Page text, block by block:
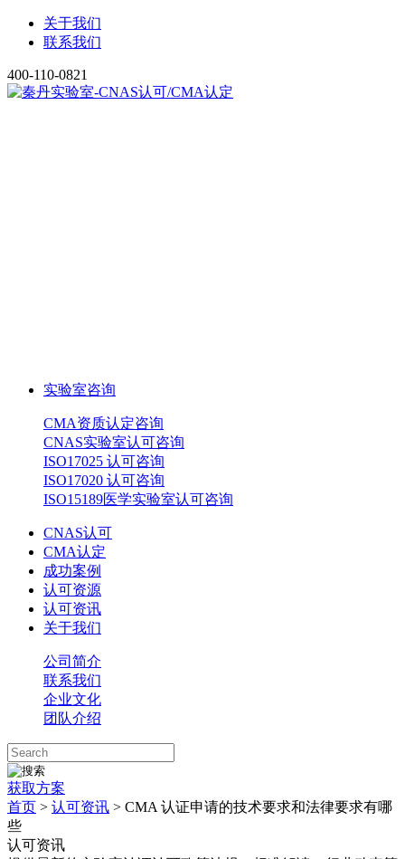
关于我们
联系我们
400-110-0821
实验室咨询
CMA资质认定咨询
CNAS实验室认可咨询
ISO17025 认可咨询
ISO17020 认可咨询
ISO15189医学实验室认可咨询
CNAS认可
CMA认定
成功案例
认可资源
认可资讯
关于我们
公司简介
联系我们
企业文化
团队介绍
获取方案
首页 > 认可资讯 > CMA 认证申请的技术要求和法律要求有哪
些
认可资讯